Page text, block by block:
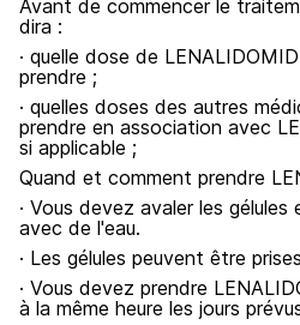
Avant de commencer le
dira :
· quelle dose de
prendre ;
· quelles doses des autres
prendre en association avec
si applicable ;
Quand et comment prendre
· Vous devez avaler les
avec de l'eau.
· Les gélules peuvent être
· Vous devez prendre
à la même heure les jours